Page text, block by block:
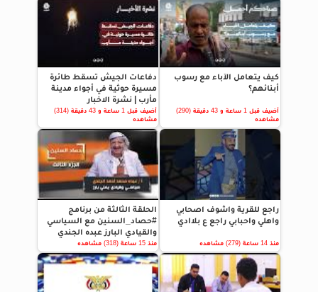
كيف يتعامل الآباء مع رسوب
أبنائهم؟
أضيف قبل 1 ساعة و 43 دقيقة (290)
مشاهده
دفاعات الجيش تسقط طائرة
مسيرة حوثية في أجواء مدينة
مأرب | نشرة الاخبار
أضيف قبل 1 ساعة و 43 دقيقة (314)
مشاهده
راجع للقرية واشوف اصحابي
واهلي واحبابي راجع ع بلاادي
منذ 14 ساعة (279) مشاهده
الحلقة الثالثة من برنامج
#حصاد_السنين مع السياسي
والقيادي البارز عبده الجندي
منذ 15 ساعة (318) مشاهده